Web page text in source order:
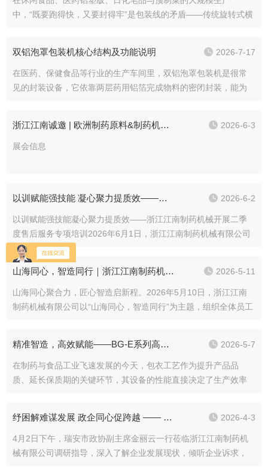
中，“既要跑得快，又要封得牢”是包装线的矛盾——传统旋转式横
装机以“伺服同步往复横封+全流程自动化”破局，在30...
双铝泡罩包装机核心结构及功能说明 2026-7-17
在医药、保健食品等行业的生产车间里，双铝泡罩包装机是很常
见的封装设备，它依靠两层药用铝箔完成物料的密闭封装，能为
作，对设备内部的各个组成结构了解不多，理清不同部件的功能
和...
浙江江南诚邀​ | 欧洲制药原料&制药机械展上海展 2026-6-3
展会信息
以训赋能强技能 凝心聚力提质效——浙江江南制药机械开展二季度售后服务专项培训 2026-6-2
以训赋能强技能凝心聚力提质效——浙江江南制药机械开展二季
度售后服务专项培训2026年6月1日，浙江江南制药机械有限公司
售后服务部在公司行政办公楼会议室召开二季度售后服务专项培
训会，除驻外调试人员外，部门在岗员工全员参会。本次培训立
足行业发展与公司经营实际，精准聚焦售后工作重点与难...
山海同心，智造同行｜浙江江南制药机械开展百岛洞头2026年春季团建之旅 2026-5-11
山海同心聚合力，匠心智造启新程。2026年5月10日，浙江江南
制药机械有限公司以“山海同心，智造同行”为主题，组织全体员工
卸下工作疲惫，畅聊互动。抵达洞头后，大家漫...
精准智造，高效赋能——BG-E系列高效智能包衣机深度解析 2026-5-7
在制药与食品工业飞速发展的今天，包衣工艺作为提升产品品
质、延长保质期的关键环节，其设备的性能直接决定了生产效率
精准把控每一个细节BG-E系列高效智能包衣机的核心优势...
纾困解难谋发展 政企同心促跨越 —— 市政协副主席金丽云莅临浙江江南公司调研指导 2026-4-3
4月2日下午，瑞安市政协副主席金丽云一行莅临浙江江南制药机
械有限公司调研指导，深入了解企业发展现状，倾听企业诉求，